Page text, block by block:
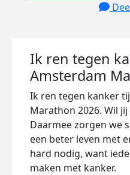
Ik ren tegen
Amsterdam
Ik ren tegen kanker
Marathon 2026. Wil
Daarmee zorgen we
een beter leven met
hard nodig, want
maken met kanker.